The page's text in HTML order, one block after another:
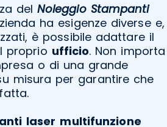
del Noleggio Stampanti
ha esigenze diverse e,
è possibile adattare il
proprio ufficio. Non importa
o di una grande
misura per garantire che
laser multifunzione